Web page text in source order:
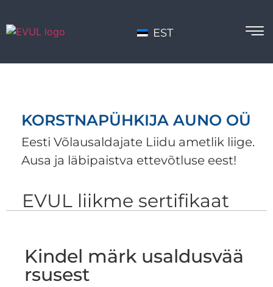
EST
KORSTNAPÜHKIJA AUNO OÜ
Eesti Võlausaldajate Liidu ametlik liige.
Ausa ja läbipaistva ettevõtluse eest!
EVUL liikme sertifikaat
Kindel märk usaldusvää
rsusest